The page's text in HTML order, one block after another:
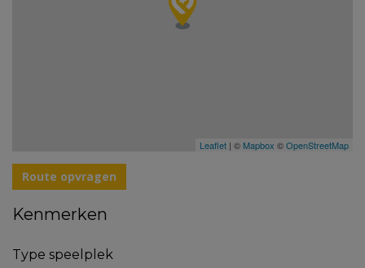
Leaflet | © Mapbox ©OpenStreetMap
Route opvragen
Kenmerken
Type speelplek